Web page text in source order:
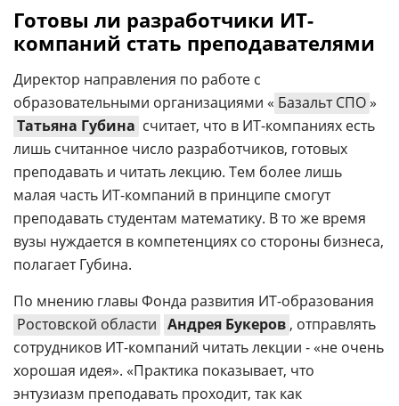
Готовы ли разработчики ИТ-
компаний стать преподавателями
Директор направления по работе с
образовательными организациями « Базальт СПО»
Татьяна Губина считает, что в ИТ-компаниях есть
лишь считанное число разработчиков, готовых
преподавать и читать лекцию. Тем более лишь
малая часть ИТ-компаний в принципе смогут
преподавать студентам математику. В то же время
вузы нуждается в компетенциях со стороны бизнеса,
полагает Губина.
По мнению главы Фонда развития ИТ-образования
Ростовской области Андрея Букеров , отправлять
сотрудников ИТ-компаний читать лекции - «не очень
хорошая идея». «Практика показывает, что
энтузиазм преподавать проходит, так как